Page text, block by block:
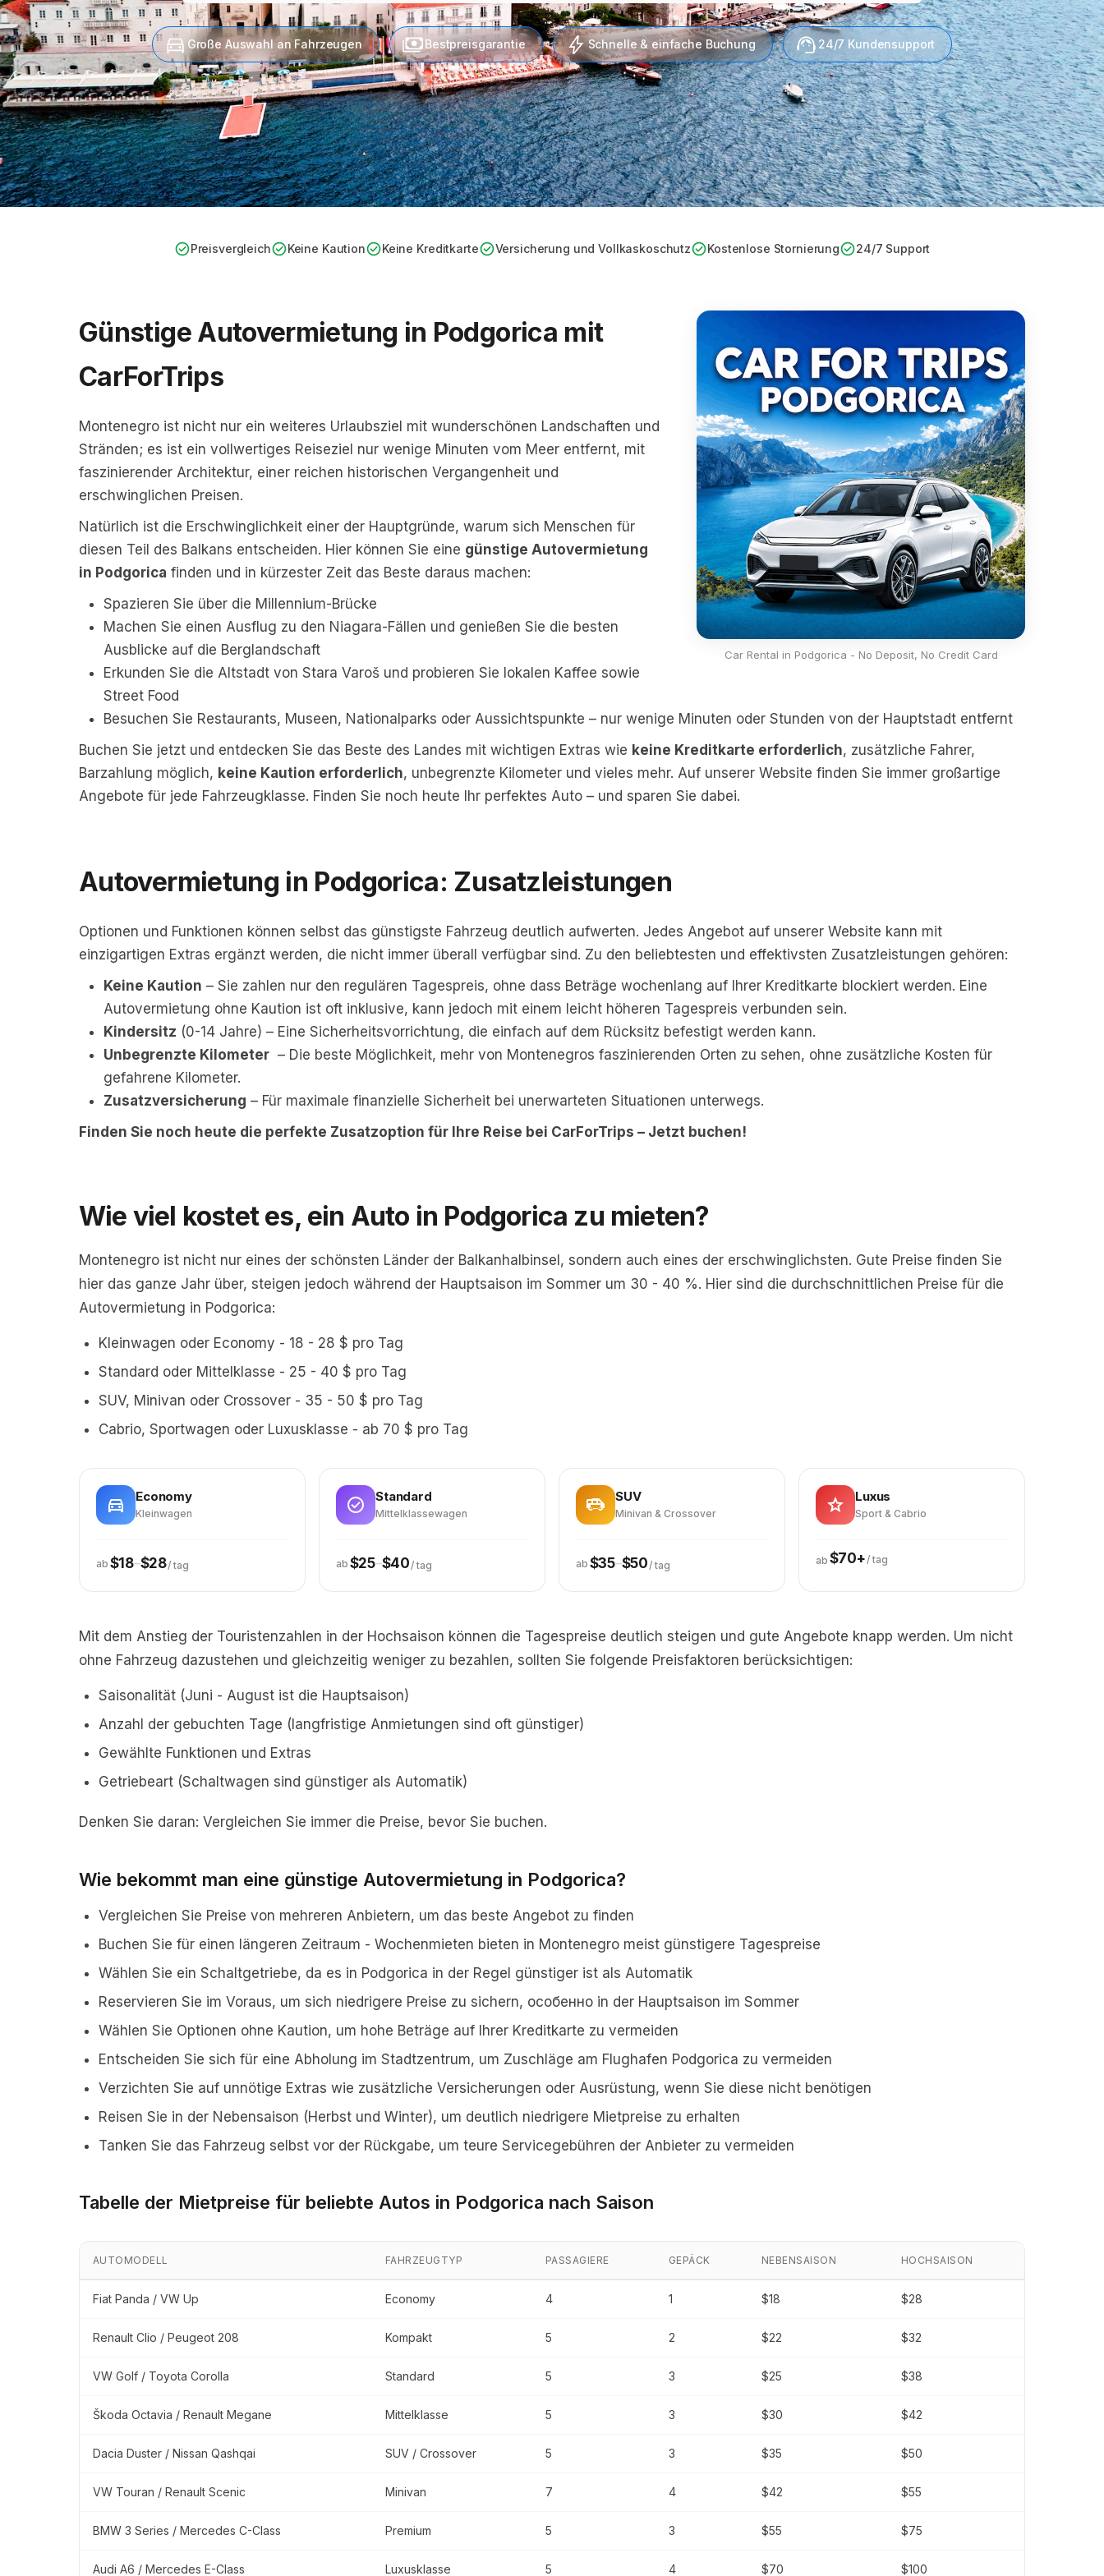
Große Auswahl an Fahrzeugen Bestpreisgarantie Schnelle & einfache Buchung 24/7 Kundensupport
Preisvergleich Keine Kaution Keine Kreditkarte Versicherung und Vollkaskoschutz Kostenlose Stornierung 24/7 Support
Car Rental in Podgorica - No Deposit, No Credit Card
Günstige Autovermietung in Podgorica mit
CarForTrips
Montenegro ist nicht nur ein weiteres Urlaubsziel mit wunderschönen Landschaften und
Stränden; es ist ein vollwertiges Reiseziel nur wenige Minuten vom Meer entfernt, mit
faszinierender Architektur, einer reichen historischen Vergangenheit und
erschwinglichen Preisen.
Natürlich ist die Erschwinglichkeit einer der Hauptgründe, warum sich Menschen für
diesen Teil des Balkans entscheiden. Hier können Sie eine günstige Autovermietung
in Podgorica finden und in kürzester Zeit das Beste daraus machen:
Spazieren Sie über die Millennium-Brücke
Machen Sie einen Ausflug zu den Niagara-Fällen und genießen Sie die besten
Ausblicke auf die Berglandschaft
Erkunden Sie die Altstadt von Stara Varoš und probieren Sie lokalen Kaffee sowie
Street Food
Besuchen Sie Restaurants, Museen, Nationalparks oder Aussichtspunkte – nur wenige Minuten oder Stunden von der Hauptstadt entfernt
Buchen Sie jetzt und entdecken Sie das Beste des Landes mit wichtigen Extras wie keine Kreditkarte erforderlich, zusätzliche Fahrer,
Barzahlung möglich, keine Kaution erforderlich, unbegrenzte Kilometer und vieles mehr. Auf unserer Website finden Sie immer großartige
Angebote für jede Fahrzeugklasse. Finden Sie noch heute Ihr perfektes Auto – und sparen Sie dabei.
Autovermietung in Podgorica: Zusatzleistungen
Optionen und Funktionen können selbst das günstigste Fahrzeug deutlich aufwerten. Jedes Angebot auf unserer Website kann mit
einzigartigen Extras ergänzt werden, die nicht immer überall verfügbar sind. Zu den beliebtesten und effektivsten Zusatzleistungen gehören:
Keine Kaution – Sie zahlen nur den regulären Tagespreis, ohne dass Beträge wochenlang auf Ihrer Kreditkarte blockiert werden. Eine
Autovermietung ohne Kaution ist oft inklusive, kann jedoch mit einem leicht höheren Tagespreis verbunden sein.
Kindersitz (0-14 Jahre) – Eine Sicherheitsvorrichtung, die einfach auf dem Rücksitz befestigt werden kann.
Unbegrenzte Kilometer – Die beste Möglichkeit, mehr von Montenegros faszinierenden Orten zu sehen, ohne zusätzliche Kosten für
gefahrene Kilometer.
Zusatzversicherung – Für maximale finanzielle Sicherheit bei unerwarteten Situationen unterwegs.
Finden Sie noch heute die perfekte Zusatzoption für Ihre Reise bei CarForTrips – Jetzt buchen!
Wie viel kostet es, ein Auto in Podgorica zu mieten?
Montenegro ist nicht nur eines der schönsten Länder der Balkanhalbinsel, sondern auch eines der erschwinglichsten. Gute Preise finden Sie
hier das ganze Jahr über, steigen jedoch während der Hauptsaison im Sommer um 30 - 40 %. Hier sind die durchschnittlichen Preise für die
Autovermietung in Podgorica:
Kleinwagen oder Economy - 18 - 28 $ pro Tag
Standard oder Mittelklasse - 25 - 40 $ pro Tag
SUV, Minivan oder Crossover - 35 - 50 $ pro Tag
Cabrio, Sportwagen oder Luxusklasse - ab 70 $ pro Tag
Economy
Kleinwagen
ab $18–$28/ tag
Standard
Mittelklassewagen
ab $25–$40/ tag
SUV
Minivan & Crossover
ab $35–$50/ tag
Luxus
Sport & Cabrio
ab $70+/ tag
Mit dem Anstieg der Touristenzahlen in der Hochsaison können die Tagespreise deutlich steigen und gute Angebote knapp werden. Um nicht
ohne Fahrzeug dazustehen und gleichzeitig weniger zu bezahlen, sollten Sie folgende Preisfaktoren berücksichtigen:
Saisonalität (Juni - August ist die Hauptsaison)
Anzahl der gebuchten Tage (langfristige Anmietungen sind oft günstiger)
Gewählte Funktionen und Extras
Getriebeart (Schaltwagen sind günstiger als Automatik)
Denken Sie daran: Vergleichen Sie immer die Preise, bevor Sie buchen.
Wie bekommt man eine günstige Autovermietung in Podgorica?
Vergleichen Sie Preise von mehreren Anbietern, um das beste Angebot zu finden
Buchen Sie für einen längeren Zeitraum - Wochenmieten bieten in Montenegro meist günstigere Tagespreise
Wählen Sie ein Schaltgetriebe, da es in Podgorica in der Regel günstiger ist als Automatik
Reservieren Sie im Voraus, um sich niedrigere Preise zu sichern, особенно in der Hauptsaison im Sommer
Wählen Sie Optionen ohne Kaution, um hohe Beträge auf Ihrer Kreditkarte zu vermeiden
Entscheiden Sie sich für eine Abholung im Stadtzentrum, um Zuschläge am Flughafen Podgorica zu vermeiden
Verzichten Sie auf unnötige Extras wie zusätzliche Versicherungen oder Ausrüstung, wenn Sie diese nicht benötigen
Reisen Sie in der Nebensaison (Herbst und Winter), um deutlich niedrigere Mietpreise zu erhalten
Tanken Sie das Fahrzeug selbst vor der Rückgabe, um teure Servicegebühren der Anbieter zu vermeiden
Tabelle der Mietpreise für beliebte Autos in Podgorica nach Saison
AUTOMODELL FAHRZEUGTYP PASSAGIERE GEPÄCK NEBENSAISON HOCHSAISON
Fiat Panda / VW Up Economy 4 1 $18 $28
Renault Clio / Peugeot 208 Kompakt 5 2 $22 $32
VW Golf / Toyota Corolla Standard 5 3 $25 $38
Škoda Octavia / Renault Megane Mittelklasse 5 3 $30 $42
Dacia Duster / Nissan Qashqai SUV / Crossover 5 3 $35 $50
VW Touran / Renault Scenic Minivan 7 4 $42 $55
BMW 3 Series / Mercedes C-Class Premium 5 3 $55 $75
Audi A6 / Mercedes E-Class Luxusklasse 5 4 $70 $100